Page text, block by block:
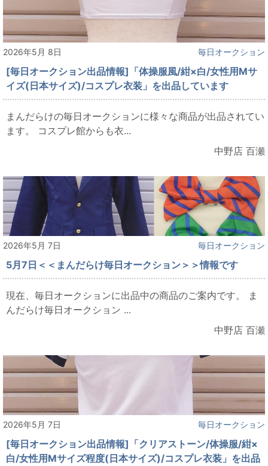
2026年5月 8日 毎日オークション
[毎日オークション出品情報]「体操服風/紺×白/女性用Mサ
イズ(日本サイズ)/コスプレ衣装」を出品しています
まんだらけの毎日オークションに様々な商品が出品されてい
ます。 コスプレ館からも衣...
中野店 百瀬
2026年5月 7日 毎日オークション
5月7日＜＜まんだらけ毎日オークション＞＞情報です
現在、毎日オークションに出品中の商品のご案内です。 ま
んだらけ毎日オークション ...
中野店 百瀬
2026年5月 7日 毎日オークション
[毎日オークション出品情報]「クリアストーン/体操服/紺×
白/女性用Mサイズ程度(日本サイズ)/コスプレ衣装」を出品